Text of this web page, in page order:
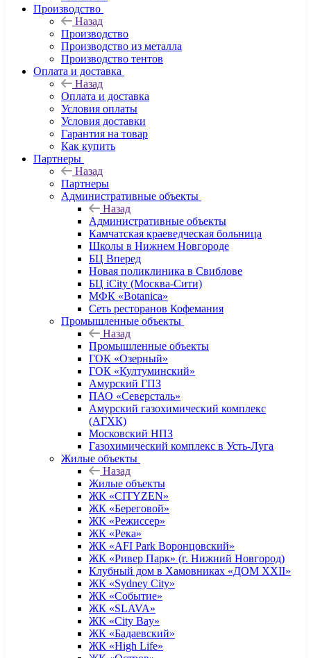
Производство
Назад
Производство
Производство из металла
Производство тентов
Оплата и доставка
Назад
Оплата и доставка
Условия оплаты
Условия доставки
Гарантия на товар
Как купить
Партнеры
Назад
Партнеры
Административные объекты
Назад
Административные объекты
Камчатская краеведческая больница
Школы в Нижнем Новгороде
БЦ Вперед
Новая поликлиника в Свиблове
БЦ iCity (Москва-Сити)
МФК «Botanica»
Сеть ресторанов Кофемания
Промышленные объекты
Назад
Промышленные объекты
ГОК «Озерный»
ГОК «Култуминский»
Амурский ГПЗ
ПАО «Северсталь»
Амурский газохимический комплекс
(АГХК)
Московский НПЗ
Газохимический комплекс в Усть-Луга
Жилые объекты
Назад
Жилые объекты
ЖК «CITYZEN»
ЖК «Береговой»
ЖК «Режиссер»
ЖК «Река»
ЖК «AFI Park Воронцовский»
ЖК «Ривер Парк» (г. Нижний Новгород)
Клубный дом в Хамовниках «ДОМ XXII»
ЖК «Sydney City»
ЖК «Событие»
ЖК «SLAVA»
ЖК «City Bay»
ЖК «Бадаевский»
ЖК «High Life»